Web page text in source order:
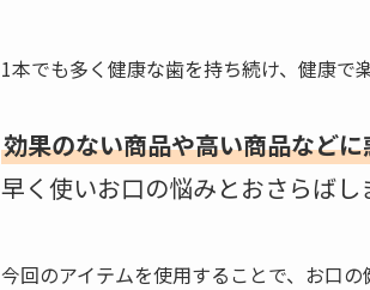
1本でも多く健康な歯を持ち続け、健康で
効果のない商品や高い商品など
早く使いお口の悩みとおさらばし
今回のアイテムを使用することで、お口